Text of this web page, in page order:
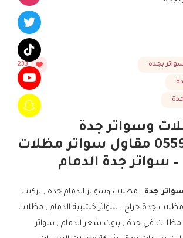
بجدة 233
وسواتر جدة
ت:0559176010 مقاول سواتر مظلات
– سواتر جدة الدمام
جدة , مظلات وسواتر الدمام جدة , تركيب
جدة حراج , سواتر خشبية الدمام , مظلات
في جدة , بيوت شعر الدمام , سواتر